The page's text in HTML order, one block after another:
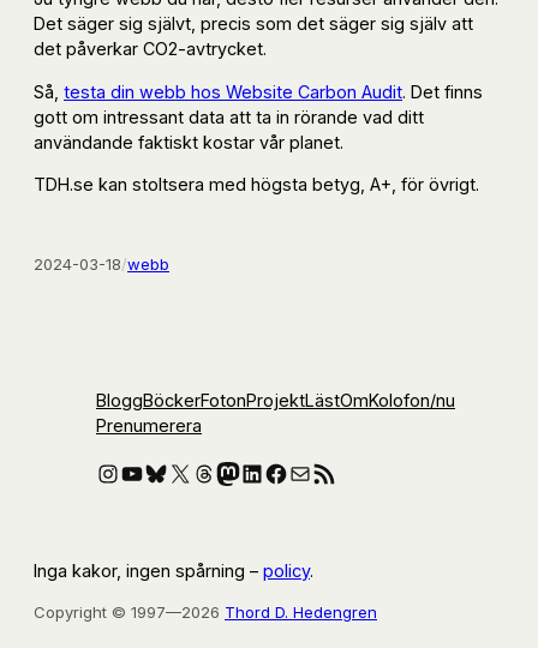
Det säger sig självt, precis som det säger sig själv att
det påverkar CO2-avtrycket.
Så, testa din webb hos Website Carbon Audit. Det finns
gott om intressant data att ta in rörande vad ditt
användande faktiskt kostar vår planet.
TDH.se kan stoltsera med högsta betyg, A+, för övrigt.
2024-03-18/webb
BloggBöckerFotonProjektLästOmKolofon/nu
Prenumerera
Instagram
YouTube
Bluesky
X Threads
Mastodon
LinkedIn
Facebook
E-postRSS-flöde
Inga kakor, ingen spårning – policy.
Copyright © 1997—2026 Thord D. Hedengren